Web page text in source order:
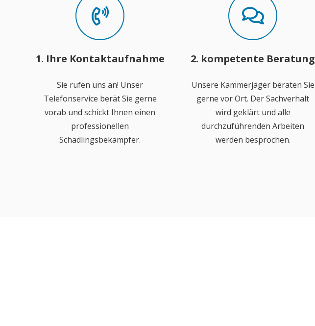
1. Ihre Kontaktaufnahme
Sie rufen uns an! Unser
Telefonservice berät Sie gerne
vorab und schickt Ihnen einen
professionellen
Schädlingsbekämpfer.
2. kompetente Beratung
Unsere Kammerjäger beraten Sie
gerne vor Ort. Der Sachverhalt
wird geklärt und alle
durchzuführenden Arbeiten
werden besprochen.